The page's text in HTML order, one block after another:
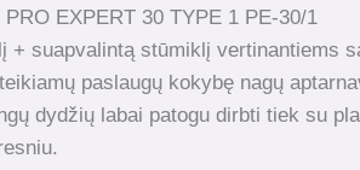
EXPERT 30 TYPE 1 PE-30/1
+ suapvalintą stūmiklį vertinantiems
paslaugų kokybę nagų
dydžių labai patogu dirbti tiek su